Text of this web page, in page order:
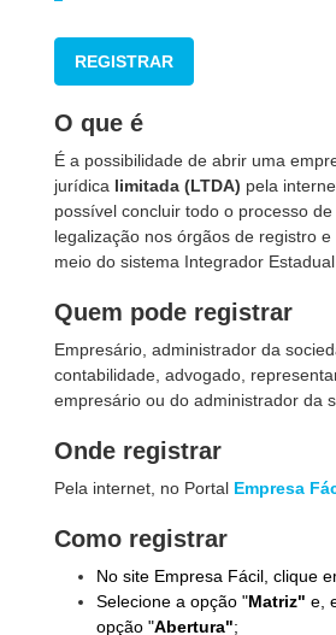
REGISTRAR
O que é
É a possibilidade de abrir uma
jurídica limitada (LTDA) pela
possível concluir todo o processo
legalização nos órgãos de registro
meio do sistema Integrador
Quem pode registrar
Empresário, administrador da
contabilidade, advogado,
empresário ou do administrador da
Onde registrar
Pela internet, no Portal Empresa
Como registrar
No site Empresa Fácil, clique
Selecione a opção "Matriz" e,
opção "Abertura";